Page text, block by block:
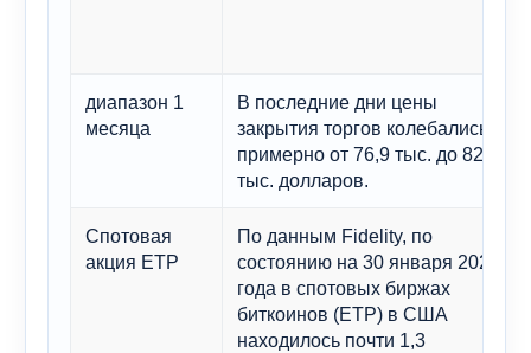
диапазон 1
месяца
В последние дни цены
закрытия торгов колебались
примерно от 76,9 тыс. до 82,1
тыс. долларов.
Спотовая
акция ETP
По данным Fidelity, по
состоянию на 30 января 2026
года в спотовых биржах
биткоинов (ETP) в США
находилось почти 1,3